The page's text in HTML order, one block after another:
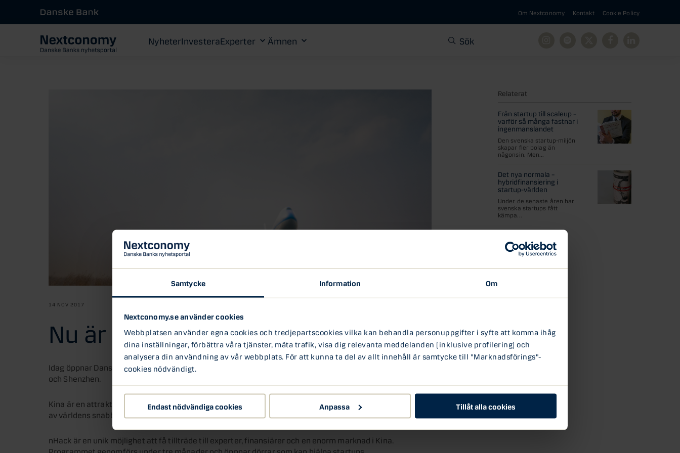
Samtycke Information Om
Nextconomy.se använder cookies
Webbplatsen använder egna cookies och tredjepartscookies vilka kan behandla personuppgifter i syfte att komma ihåg
dina inställningar, förbättra våra tjänster, mäta trafik, visa dig relevanta meddelanden (inklusive profilering) och
analysera din användning av vår webbplats. För att kunna ta del av allt innehåll är samtycke till "Marknadsförings"-
cookies nödvändigt.
Endast nödvändiga cookies Anpassa Tillåt alla cookies
Om Nextconomy Kontakt Cookie Policy
NyheterInvesteraExperter Ämnen Sök
14 NOV 2017
Nu är ansökan till nHack öppen!
Idag öppnar Danske Bank för ansökningar till acceleratorprogrammet nHack i Shanghai, Beijing
och Shenzhen.
Kina är en attraktiv marknad och kan vara porten för företag att få fotfäste i Asien. Shanghai är en
av världens snabbast växande startup-hubbar och en tung utmanare till Silicon Valley.
nHack är en unik möjlighet att få tillträde till experter, finansiärer och en enorm marknad i Kina.
Programmet genomförs under tre månader och öppnar dörrar som kan hjälpa startups.
Relaterat
Från startup till scaleup –
varför så många fastnar i
ingenmanslandet
Den svenska startup-miljön
skapar fler bolag än
någonsin. Men...
Det nya normala –
hybridfinansiering i
startup-världen
Under de senaste åren har
svenska startups fått
kämpa...